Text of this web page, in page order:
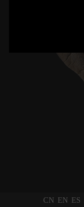
CN EN ES